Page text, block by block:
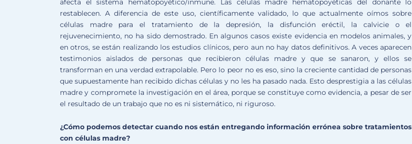
afecta el sistema hematopoyético/inmune. Las células madre hematopoyéticas del donante lo
restablecen. A diferencia de este uso, científicamente validado, lo que actualmente oímos sobre
células madre para el tratamiento de la depresión, la disfunción eréctil, la calvicie o el
rejuvenecimiento, no ha sido demostrado. En algunos casos existe evidencia en modelos animales, y
en otros, se están realizando los estudios clínicos, pero aun no hay datos definitivos. A veces aparecen
testimonios aislados de personas que recibieron células madre y que se sanaron, y ellos se
transforman en una verdad extrapolable. Pero lo peor no es eso, sino la creciente cantidad de personas
que supuestamente han recibido dichas células y no les ha pasado nada. Esto desprestigia a las células
madre y compromete la investigación en el área, porque se constituye como evidencia, a pesar de ser
el resultado de un trabajo que no es ni sistemático, ni riguroso.
¿Cómo podemos detectar cuando nos están entregando información errónea sobre tratamientos
con células madre?